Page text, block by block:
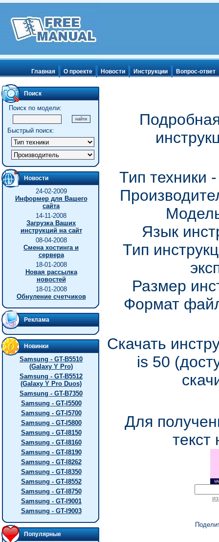
Главная О проекте Новости Инструкции Вопрос-ответ
Поиск
Поиск по модели:
Быстрый поиск:
Новости
24-02-2009
Информер для Вашего
сайта
14-11-2008
Загрузка Ваших
инструкций на сайт
08-04-2008
Смена хостинга и
сервера
18-01-2008
Новая рассылка
новостей
18-01-2008
Обнуление счетчиков
Реклама
Новинки
Samsung - GT-B5510
(Galaxy Y Pro)
Samsung - GT-B5512
(Galaxy Y Pro Duos)
Samsung - GT-B7350
Samsung - GT-I5500
Samsung - GT-I5700
Samsung - GT-I5800
Samsung - GT-I8150
Samsung - GT-I8160
Samsung - GT-I8190
Samsung - GT-I8262
Samsung - GT-I8350
Samsung - GT-I8552
Samsung - GT-I8750
Samsung - GT-I9001
Samsung - GT-I9003
Популярные
Тип
Язык
Тип
Размер
Формат
Скачать
is 50
Для
текст